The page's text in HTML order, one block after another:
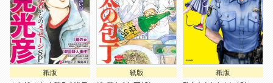
紙版
紙版
紙版